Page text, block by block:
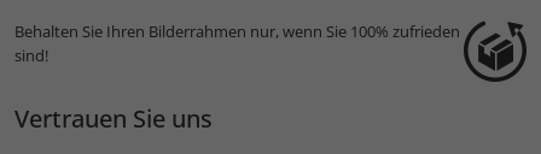
Behalten Sie Ihren Bilderrahmen nur, wenn Sie 100% zufrieden
sind!
Vertrauen Sie uns